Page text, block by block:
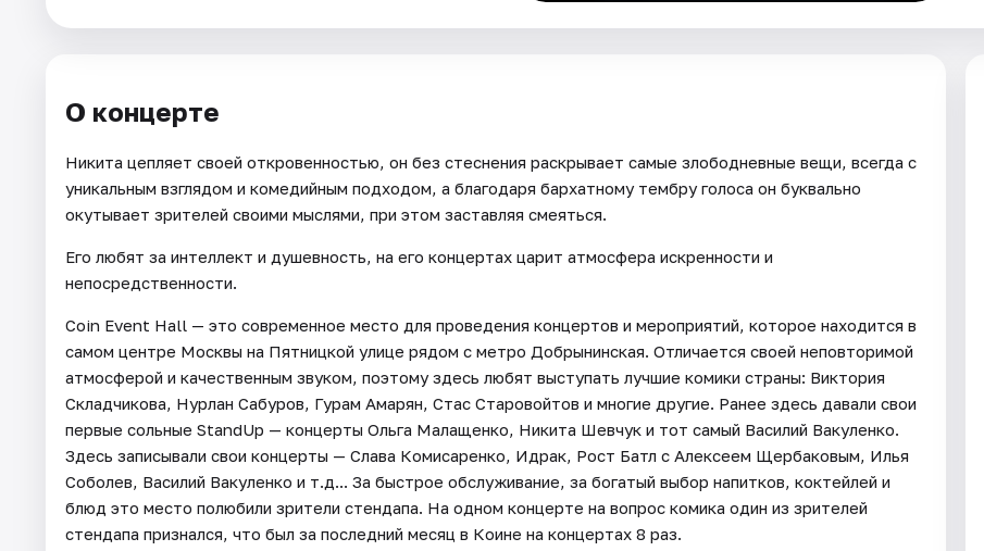
О концерте
Никита цепляет своей откровенностью, он без стеснения раскрывает самые злободневные вещи, всегда с
уникальным взглядом и комедийным подходом, а благодаря бархатному тембру голоса он буквально
окутывает зрителей своими мыслями, при этом заставляя смеяться.
Его любят за интеллект и душевность, на его концертах царит атмосфера искренности и
непосредственности.
Coin Event Hall — это современное место для проведения концертов и мероприятий, которое находится в
самом центре Москвы на Пятницкой улице рядом с метро Добрынинская. Отличается своей неповторимой
атмосферой и качественным звуком, поэтому здесь любят выступать лучшие комики страны: Виктория
Складчикова, Нурлан Сабуров, Гурам Амарян, Стас Старовойтов и многие другие. Ранее здесь давали свои
первые сольные StandUp — концерты Ольга Малащенко, Никита Шевчук и тот самый Василий Вакуленко.
Здесь записывали свои концерты — Слава Комисаренко, Идрак, Рост Батл с Алексеем Щербаковым, Илья
Соболев, Василий Вакуленко и т.д... За быстрое обслуживание, за богатый выбор напитков, коктейлей и
блюд это место полюбили зрители стендапа. На одном концерте на вопрос комика один из зрителей
стендапа признался, что был за последний месяц в Коине на концертах 8 раз.